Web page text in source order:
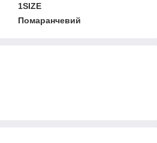
1SIZE
Помаранчевий